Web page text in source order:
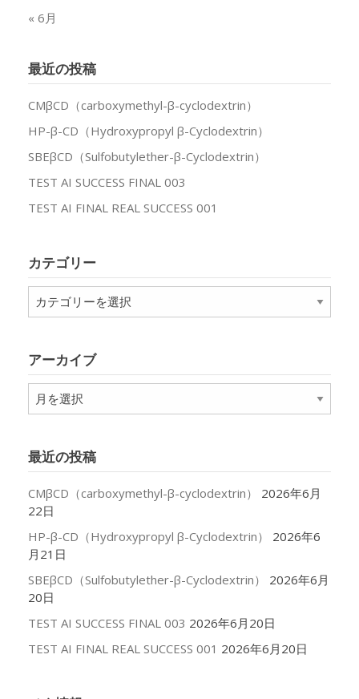
« 6月
最近の投稿
CMβCD（carboxymethyl-β-cyclodextrin）
HP-β-CD（Hydroxypropyl β-Cyclodextrin）
SBEβCD（Sulfobutylether-β-Cyclodextrin）
TEST AI SUCCESS FINAL 003
TEST AI FINAL REAL SUCCESS 001
カテゴリー
テ
ー
アーカイブ
ア
ー
ブ
最近の投稿
CMβCD（carboxymethyl-β-cyclodextrin）
2026年6月
22日
HP-β-CD（Hydroxypropyl β-Cyclodextrin）
2026年6
月21日
SBEβCD（Sulfobutylether-β-Cyclodextrin）
2026年6月
20日
TEST AI SUCCESS FINAL 003 2026年6月20日
TEST AI FINAL REAL SUCCESS 001 2026年6月20日